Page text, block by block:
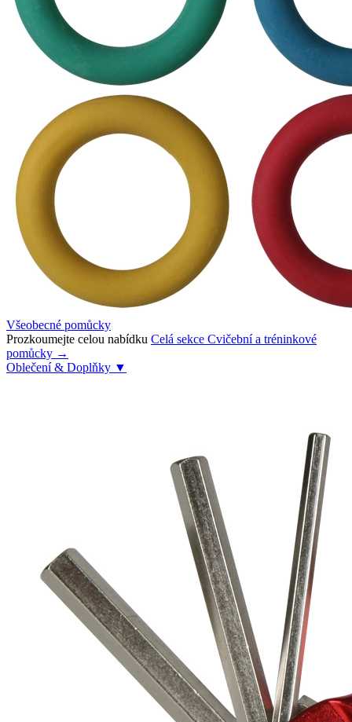
Všeobecné pomůcky
Prozkoumejte celou nabídku Celá sekce Cvičební a tréninkové
pomůcky →
Oblečení & Doplňky ▼